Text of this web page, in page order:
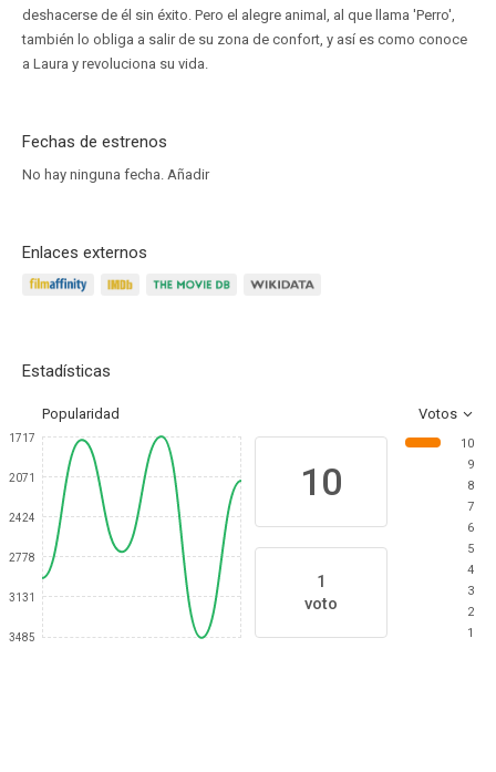
deshacerse de él sin éxito. Pero el alegre animal, al que llama 'Perro',
también lo obliga a salir de su zona de confort, y así es como conoce
a Laura y revoluciona su vida.
Fechas de estrenos
No hay ninguna fecha. Añadir
Enlaces externos
Estadísticas
Popularidad Votos
1717
2071
2424
2778
3131
3485
10
1
voto
10
9
8
7
6
5
4
3
2
1